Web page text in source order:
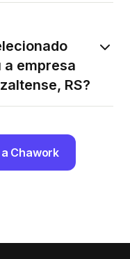
a empresa
RS?
Chawork